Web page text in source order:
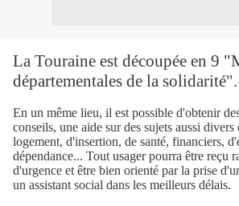
La Touraine est découpée en 9
départementales de la solidarité".
En un même lieu, il est possible d'obtenir
conseils, une aide sur des sujets aussi
logement, d'insertion, de santé, financiers,
dépendance... Tout usager pourra être reçu
d'urgence et être bien orienté par la prise
un assistant social dans les meilleurs délais.